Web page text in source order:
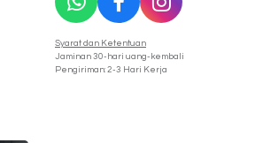
Syarat dan Ketentuan
Jaminan 30-hari uang-kembali
Pengiriman: 2-3 Hari Kerja